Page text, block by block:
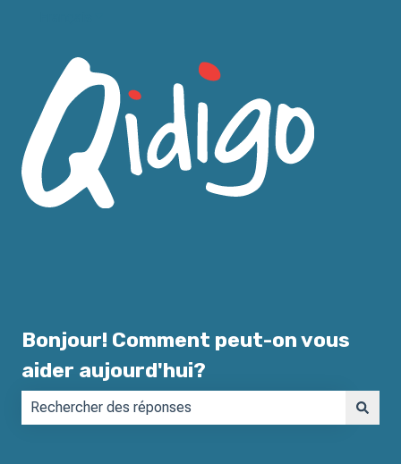
Bonjour! Comment peut-on vous
aider aujourd'hui?